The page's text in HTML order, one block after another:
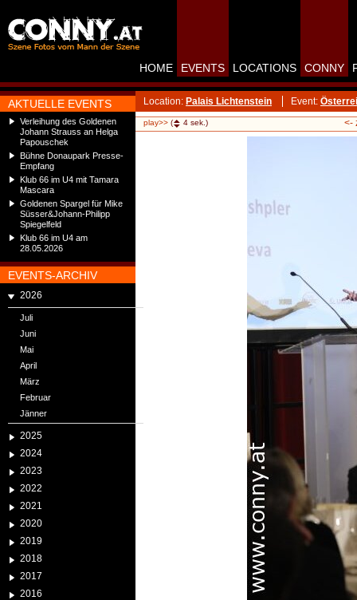
AKTUELLE EVENTS
Verleihung des Goldenen
Johann Strauss an Helga
Papouschek
Bühne Donaupark Presse-
Empfang
Klub 66 im U4 mit Tamara
Mascara
Goldenen Spargel für Mike
Süsser&Johann-Philipp
Spiegelfeld
Klub 66 im U4 am
28.05.2026
EVENTS-ARCHIV
2026
Juli
Juni
Mai
April
März
Februar
Jänner
2025
2024
2023
2022
2021
2020
2019
2018
2017
2016
HOME EVENTS LOCATIONS CONNY
Location: Palais Lichtenstein Event:
play>> ( 4 sek.) <-